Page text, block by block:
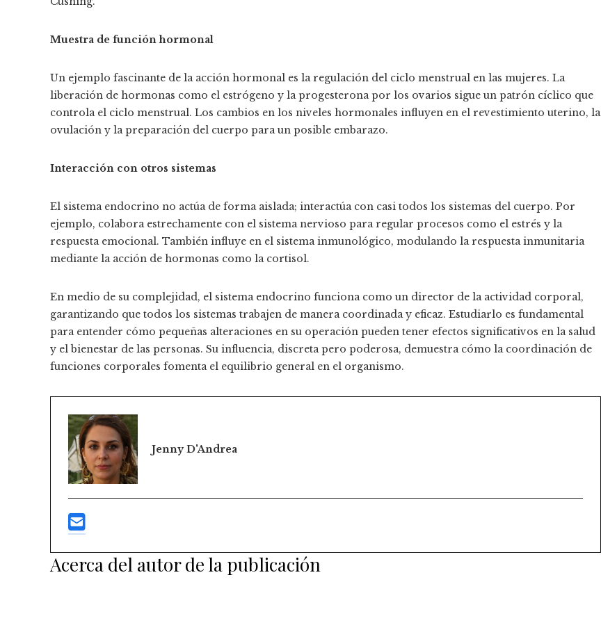
Muestra de función hormonal
Un ejemplo fascinante de la acción hormonal es la regulación del ciclo menstrual en las mujeres. La
liberación de hormonas como el estrógeno y la progesterona por los ovarios sigue un patrón cíclico que
controla el ciclo menstrual. Los cambios en los niveles hormonales influyen en el revestimiento uterino, la
ovulación y la preparación del cuerpo para un posible embarazo.
Interacción con otros sistemas
El sistema endocrino no actúa de forma aislada; interactúa con casi todos los sistemas del cuerpo. Por
ejemplo, colabora estrechamente con el sistema nervioso para regular procesos como el estrés y la
respuesta emocional. También influye en el sistema inmunológico, modulando la respuesta inmunitaria
mediante la acción de hormonas como la cortisol.
En medio de su complejidad, el sistema endocrino funciona como un director de la actividad corporal,
garantizando que todos los sistemas trabajen de manera coordinada y eficaz. Estudiarlo es fundamental
para entender cómo pequeñas alteraciones en su operación pueden tener efectos significativos en la salud
y el bienestar de las personas. Su influencia, discreta pero poderosa, demuestra cómo la coordinación de
funciones corporales fomenta el equilibrio general en el organismo.
Jenny D'Andrea
Acerca del autor de la publicación